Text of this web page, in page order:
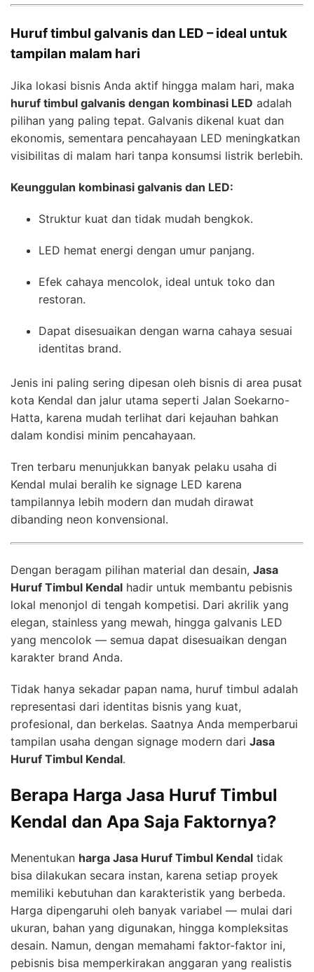
Huruf timbul galvanis dan LED – ideal untuk
tampilan malam hari
Jika lokasi bisnis Anda aktif hingga malam hari, maka
huruf timbul galvanis dengan kombinasi LED adalah
pilihan yang paling tepat. Galvanis dikenal kuat dan
ekonomis, sementara pencahayaan LED meningkatkan
visibilitas di malam hari tanpa konsumsi listrik berlebih.
Keunggulan kombinasi galvanis dan LED:
Struktur kuat dan tidak mudah bengkok.
LED hemat energi dengan umur panjang.
Efek cahaya mencolok, ideal untuk toko dan
restoran.
Dapat disesuaikan dengan warna cahaya sesuai
identitas brand.
Jenis ini paling sering dipesan oleh bisnis di area pusat
kota Kendal dan jalur utama seperti Jalan Soekarno-
Hatta, karena mudah terlihat dari kejauhan bahkan
dalam kondisi minim pencahayaan.
Tren terbaru menunjukkan banyak pelaku usaha di
Kendal mulai beralih ke signage LED karena
tampilannya lebih modern dan mudah dirawat
dibanding neon konvensional.
Dengan beragam pilihan material dan desain, Jasa
Huruf Timbul Kendal hadir untuk membantu pebisnis
lokal menonjol di tengah kompetisi. Dari akrilik yang
elegan, stainless yang mewah, hingga galvanis LED
yang mencolok — semua dapat disesuaikan dengan
karakter brand Anda.
Tidak hanya sekadar papan nama, huruf timbul adalah
representasi dari identitas bisnis yang kuat,
profesional, dan berkelas. Saatnya Anda memperbarui
tampilan usaha dengan signage modern dari Jasa
Huruf Timbul Kendal.
Berapa Harga Jasa Huruf Timbul
Kendal dan Apa Saja Faktornya?
Menentukan harga Jasa Huruf Timbul Kendal tidak
bisa dilakukan secara instan, karena setiap proyek
memiliki kebutuhan dan karakteristik yang berbeda.
Harga dipengaruhi oleh banyak variabel — mulai dari
ukuran, bahan yang digunakan, hingga kompleksitas
desain. Namun, dengan memahami faktor-faktor ini,
pebisnis bisa memperkirakan anggaran yang realistis